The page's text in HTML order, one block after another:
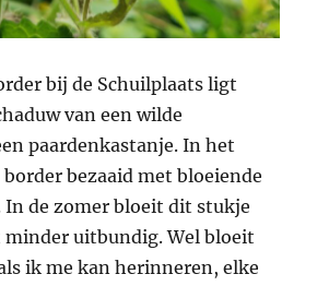
bij de Schuilplaats ligt
van een wilde
paardenkastanje. In het
bezaaid met bloeiende
In de zomer bloeit dit stukje
minder uitbundig. Wel bloeit
ik me kan herinneren, elke